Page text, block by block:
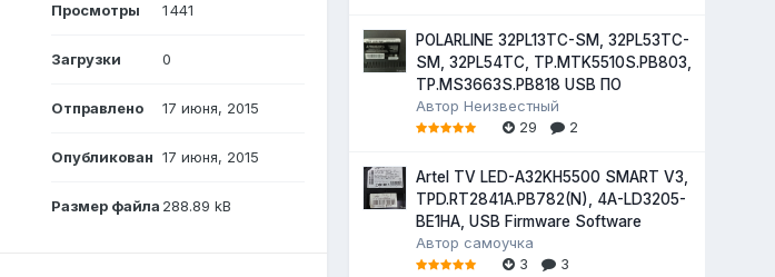
Просмотры 1 441
Загрузки 0
Отправлено 17 июня, 2015
Опубликован 17 июня, 2015
Размер файла 288.89 kB
POLARLINE 32PL13TC-SM, 32PL53TC-
SM, 32PL54TC, TP.MTK5510S.PB803,
TP.MS3663S.PB818 USB ПО
АвторНеизвестный
29
2
Artel TV LED-A32KH5500 SMART V3,
TPD.RT2841A.PB782(N), 4A-LD3205-
BE1HA, USB Firmware Software
Автор самоучка
3
3